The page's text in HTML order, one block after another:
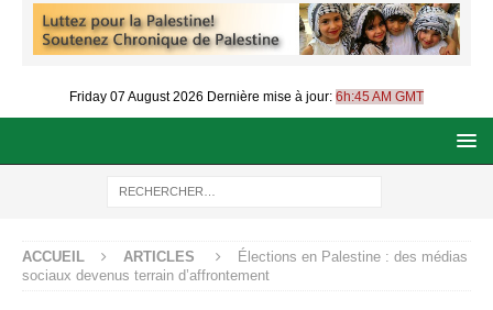
Friday 07 August 2026 Dernière mise à jour: 6h:45 AM GMT
ACCUEIL ARTICLES
Élections en Palestine : des médias
sociaux devenus terrain d’affrontement